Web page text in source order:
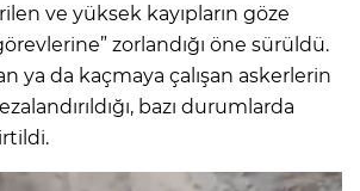
ve yüksek kayıpların göze
zorlandığı öne sürüldü.
ya da kaçmaya çalışan askerlerin
bazı durumlarda